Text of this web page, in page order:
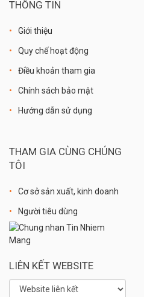
THÔNG TIN
Giới thiệu
Quy chế hoạt động
Điều khoản tham gia
Chính sách bảo mật
Hướng dẫn sử dụng
THAM GIA CÙNG CHÚNG
TÔI
Cơ sở sản xuất, kinh doanh
Người tiêu dùng
LIÊN KẾT WEBSITE